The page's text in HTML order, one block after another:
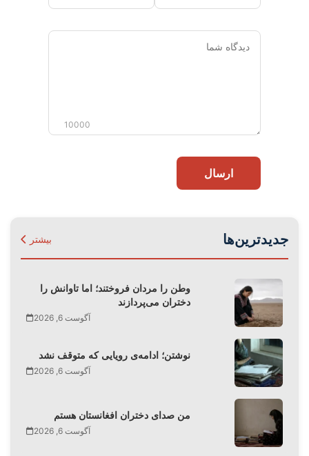
دیدگاه
10000
ارسال
جدیدترین‌ها بیشتر
وطن را مردان فروختند؛ اما تاوانش را
دختران می‌پردازند
آگوست 6, 2026
نوشتن؛ ادامه‌ی رویایی که متوقف نشد
آگوست 6, 2026
من صدای دختران افغانستان هستم
آگوست 6, 2026